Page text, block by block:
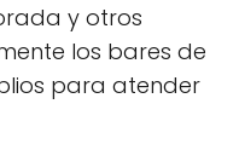
y otros
los bares de
para atender